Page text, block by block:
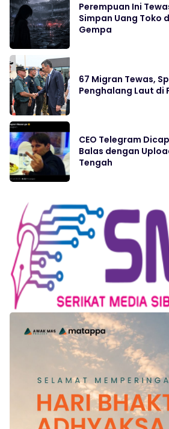
Perempuan Ini
Simpan Uang Toko
Gempa
67 Migran Tewas,
Penghalang Laut di
CEO Telegram
Balas dengan
Tengah